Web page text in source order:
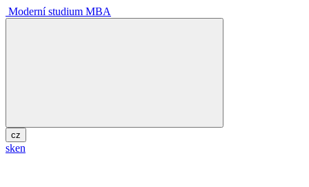
Moderní studium MBA
cz
sken